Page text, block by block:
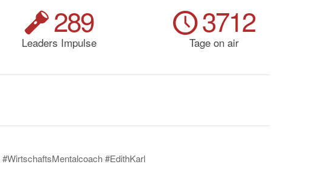
289
Leaders Impulse
3712
Tage on air
#EdithKarl